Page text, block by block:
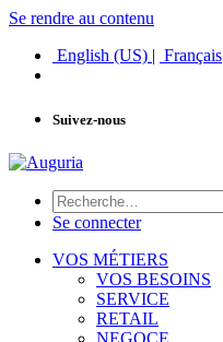
Se rendre au contenu
English (US) | Français
Suivez-nous
Se connecter
VOS MÉTIERS
VOS BESOINS
SERVICE
RETAIL